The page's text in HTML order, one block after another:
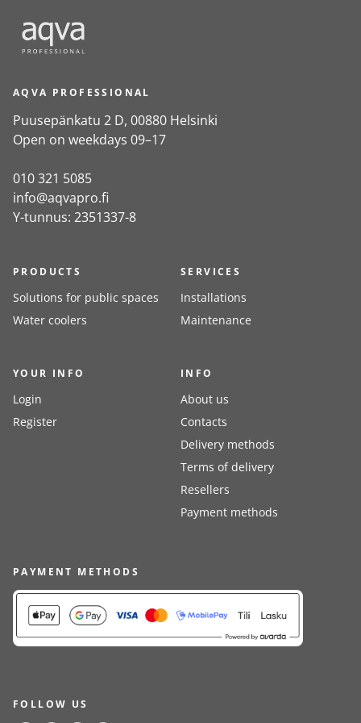
AQVA PROFESSIONAL
Puusepänkatu 2 D, 00880 Helsinki
Open on weekdays 09–17
010 321 5085
info@aqvapro.fi
Y-tunnus: 2351337-8
PRODUCTS
Solutions for public spaces
Water coolers
SERVICES
Installations
Maintenance
YOUR INFO
Login
Register
INFO
About us
Contacts
Delivery methods
Terms of delivery
Resellers
Payment methods
PAYMENT METHODS
FOLLOW US